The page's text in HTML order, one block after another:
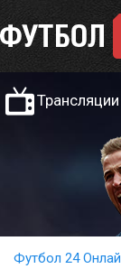
Трансляции
Футбол 24